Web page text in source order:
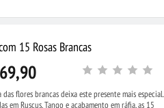
15 Rosas Brancas
das flores brancas deixa este presente mais especial.
em Ruscus, Tango e acabamento em ráfia, as 15